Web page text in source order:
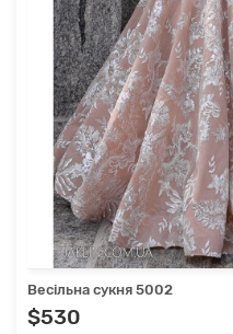
Весільна сукня 5002
$530